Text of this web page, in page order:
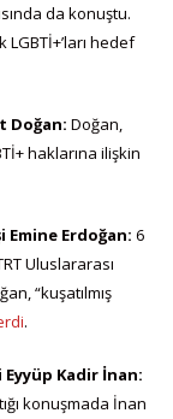
da konuştu.
hedef
Doğan: Doğan,
haklarına ilişkin
Emine Erdoğan: 6
Uluslararası
“kuşatılmış
.
Kadir İnan:
konuşmada İnan